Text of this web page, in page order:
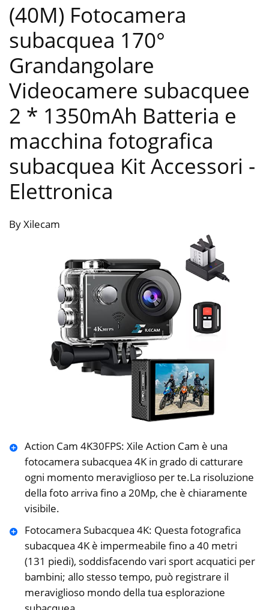
(40M) Fotocamera
subacquea 170°
Grandangolare
Videocamere subacquee
2 * 1350mAh Batteria e
macchina fotografica
subacquea Kit Accessori -
Elettronica
By Xilecam
Action Cam 4K30FPS: Xile Action Cam è una
fotocamera subacquea 4K in grado di catturare
ogni momento meraviglioso per te.La risoluzione
della foto arriva fino a 20Mp, che è chiaramente
visibile.
Fotocamera Subacquea 4K: Questa fotografica
subacquea 4K è impermeabile fino a 40 metri
(131 piedi), soddisfacendo vari sport acquatici per
bambini; allo stesso tempo, può registrare il
meraviglioso mondo della tua esplorazione